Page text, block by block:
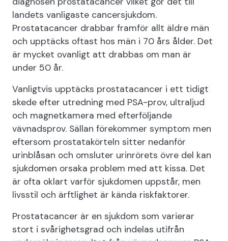
landets vanligaste cancersjukdom.
Prostatacancer drabbar framför allt äldre män
och upptäcks oftast hos män i 70 års ålder. Det
är mycket ovanligt att drabbas om man är
under 50 år.
Vanligtvis upptäcks prostatacancer i ett tidigt
skede efter utredning med PSA-prov, ultraljud
och magnetkamera med efterföljande
vävnadsprov. Sällan förekommer symptom men
eftersom prostatakörteln sitter nedanför
urinblåsan och omsluter urinrörets övre del kan
sjukdomen orsaka problem med att kissa. Det
är ofta oklart varför sjukdomen uppstår, men
livsstil och ärftlighet är kända riskfaktorer.
Prostatacancer är en sjukdom som varierar
stort i svårighetsgrad och indelas utifrån